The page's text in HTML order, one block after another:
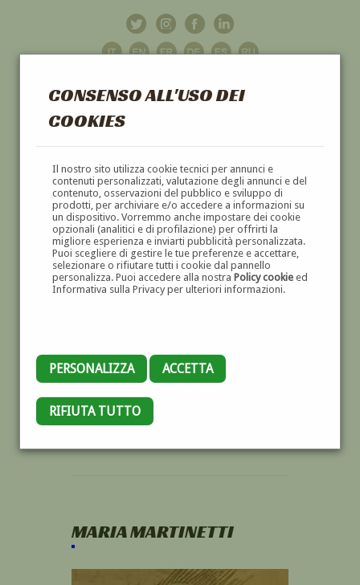
CONSENSO ALL'USO DEI
COOKIES
Il nostro sito utilizza cookie tecnici per annunci e
contenuti personalizzati, valutazione degli annunci e del
contenuto, osservazioni del pubblico e sviluppo di
prodotti, per archiviare e/o accedere a informazioni su
un dispositivo. Vorremmo anche impostare dei cookie
opzionali (analitici e di profilazione) per offrirti la
migliore esperienza e inviarti pubblicità personalizzata.
Puoi scegliere di gestire le tue preferenze e accettare,
selezionare o rifiutare tutti i cookie dal pannello
personalizza. Puoi accedere alla nostra Policy cookieed
Informativa sulla Privacy per ulteriori informazioni.
PERSONALIZZA ACCETTA
RIFIUTA TUTTO
GALLERIAD'ARTE
DIPINTI E SCULTURE '800 E '900
MARIA MARTINETTI